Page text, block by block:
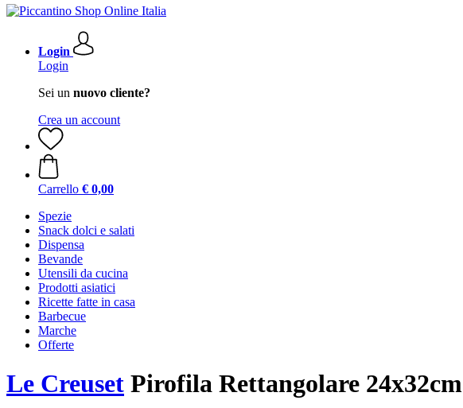
Login
Login
Sei un nuovo cliente?
Crea un account
Carrello € 0,00
Spezie
Snack dolci e salati
Dispensa
Bevande
Utensili da cucina
Prodotti asiatici
Ricette fatte in casa
Barbecue
Marche
Offerte
Le Creuset Pirofila Rettangolare 24x32cm